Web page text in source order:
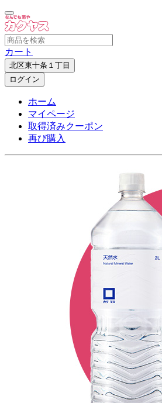
カート
北区東十条１丁目
ログイン
ホーム
マイページ
取得済みクーポン
再び購入